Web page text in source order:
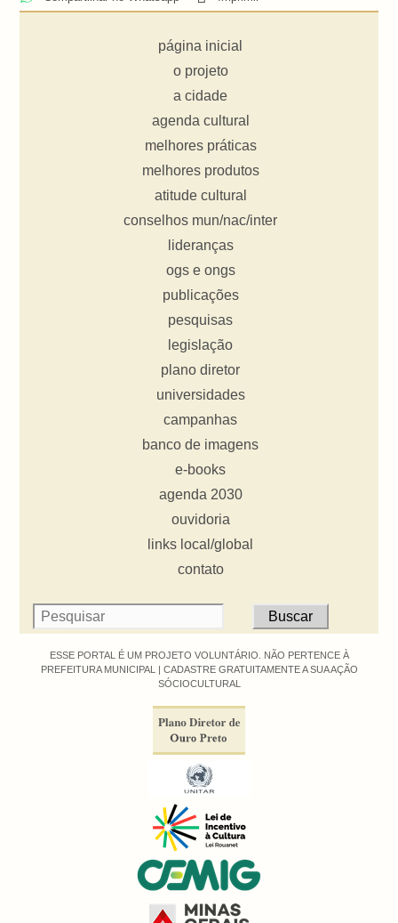
página inicial
o projeto
a cidade
agenda cultural
melhores práticas
melhores produtos
atitude cultural
conselhos mun/nac/inter
lideranças
ogs e ongs
publicações
pesquisas
legislação
plano diretor
universidades
campanhas
banco de imagens
e-books
agenda 2030
ouvidoria
links local/global
contato
ESSE PORTAL É UM PROJETO VOLUNTÁRIO. NÃO PERTENCE À
PREFEITURA MUNICIPAL | CADASTRE GRATUITAMENTE A SUA AÇÃO
SÓCIOCULTURAL